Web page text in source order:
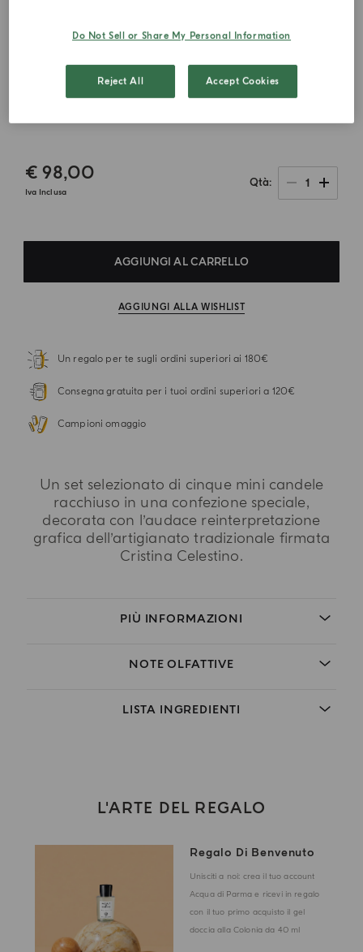
€ 98,00
Iva Inclusa
Qtà 1
AGGIUNGI AL CARRELLO
AGGIUNGI ALLA WISHLIST
Un regalo per te sugli ordini superiori ai 180€
Consegna gratuita per i tuoi ordini superiori a 120€
Campioni omaggio
Un set selezionato di cinque mini candele
racchiuso in una confezione speciale,
decorata con l’audace reinterpretazione
grafica dell’artigianato tradizionale firmata
Cristina Celestino.
PIÙ INFORMAZIONI
NOTE OLFATTIVE
LISTA INGREDIENTI
L'ARTE DEL REGALO
Regalo Di Benvenuto
Unisciti a noi: crea il tuo account
Acqua di Parma e ricevi in regalo
con il tuo primo acquisto il gel
doccia alla Colonia da 40 ml
Do Not Sell or Share My Personal Information
Reject All Accept Cookies